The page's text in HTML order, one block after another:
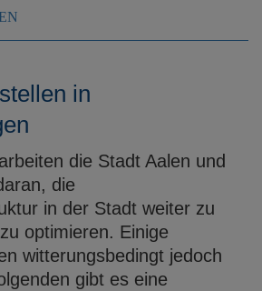
in
die Stadt Aalen und
die
in der Stadt weiter zu
optimieren. Einige
witterungsbedingt jedoch
gibt es eine